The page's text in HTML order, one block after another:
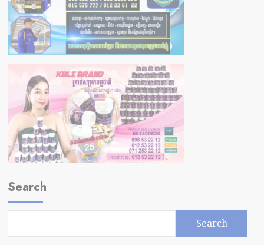
Search
Search